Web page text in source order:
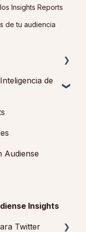
Insights Reports
de tu audiencia
de
Audiense
Insights
Twitter